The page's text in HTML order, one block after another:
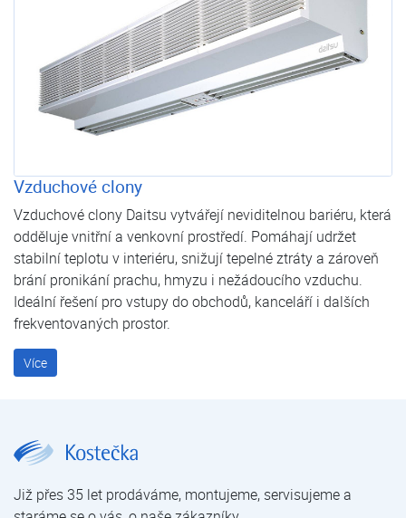
Vzduchové clony
Vzduchové clony Daitsu vytvářejí neviditelnou bariéru, která
odděluje vnitřní a venkovní prostředí. Pomáhají udržet
stabilní teplotu v interiéru, snižují tepelné ztráty a zároveň
brání pronikání prachu, hmyzu i nežádoucího vzduchu.
Ideální řešení pro vstupy do obchodů, kanceláří i dalších
frekventovaných prostor.
Více
Již přes 35 let prodáváme, montujeme, servisujeme a